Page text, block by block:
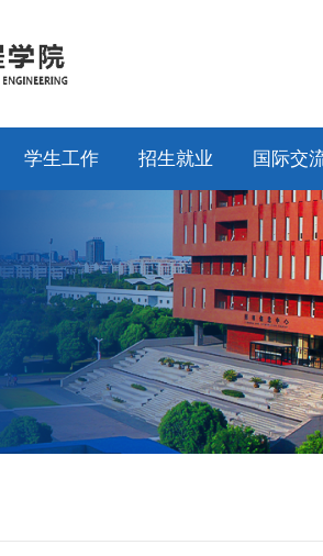
学生工作
学工动态
学科竞赛
招生就业
招生工作
就业工作
校友工作
国际交
通知公告
交流动态
合作项